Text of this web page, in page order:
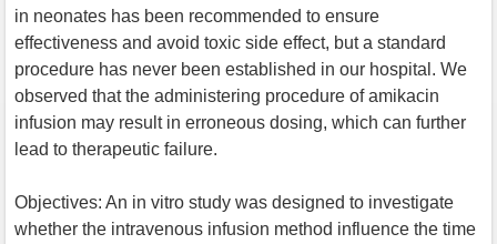
in neonates has been recommended to ensure
effectiveness and avoid toxic side effect, but a standard
procedure has never been established in our hospital. We
observed that the administering procedure of amikacin
infusion may result in erroneous dosing, which can further
lead to therapeutic failure.
Objectives: An in vitro study was designed to investigate
whether the intravenous infusion method influence the time